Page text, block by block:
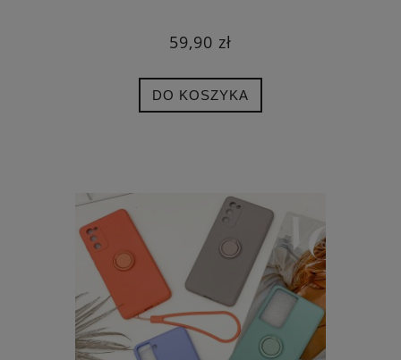
59,90 zł
DO KOSZYKA